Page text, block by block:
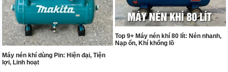
Máy nén khí dùng Pin: Hiện đại, Tiện
lợi, Linh hoạt
Top 9+ Máy nén khí 80 lít: Nén nhanh,
Nạp ổn, Khí khổng lồ